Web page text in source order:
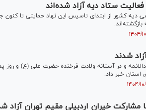
و در آستانه ولادت فرخنده حضرت علی (ع) و روز